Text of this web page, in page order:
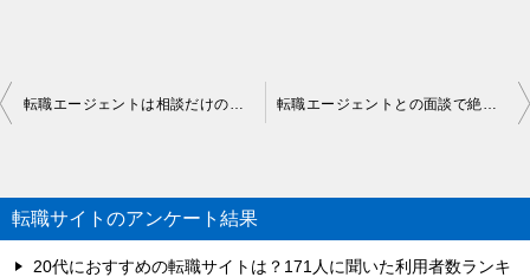
投
ビ
転職エージェントは相談だけの利用もOK！どこまで本音で話す？ 転職エージェントとの面談で絶対にやってはいけないこと
転職サイトのアンケート結果
20代におすすめの転職サイトは？171人に聞いた利用者数ランキ